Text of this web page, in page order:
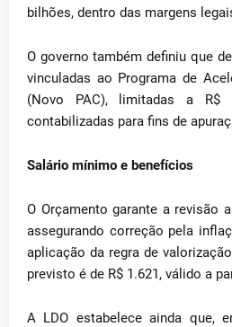
bilhões, dentro das margens
O governo também definiu que
vinculadas ao Programa de
(Novo PAC), limitadas a R$
contabilizadas para fins de
Salário mínimo e benefícios
O Orçamento garante a revisão
assegurando correção pela
aplicação da regra de
previsto é de R$ 1.621, válido a
A LDO estabelece ainda que,